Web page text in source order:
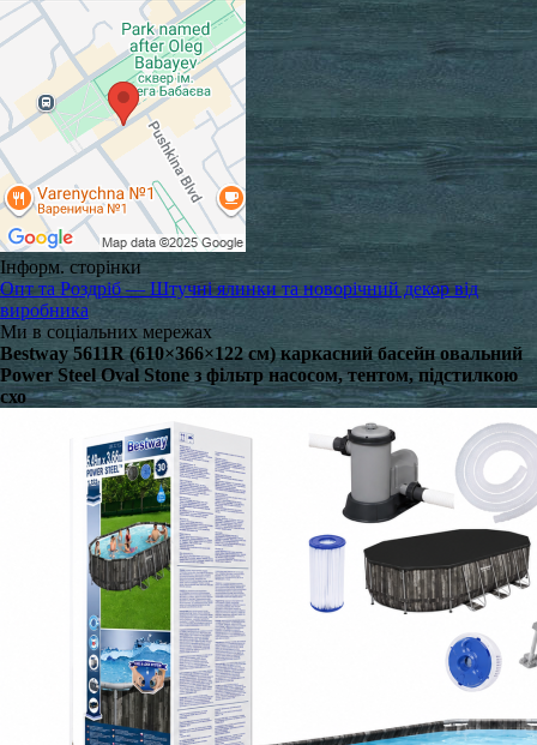
Інформ. сторінки
Опт та Роздріб — Штучні ялинки та новорічний декор від
виробника
Ми в соціальних мережах
Bestway 5611R (610×366×122 см) каркасний басейн овальний
Power Steel Oval Stone з фільтр насосом, тентом, підстилкою
схо